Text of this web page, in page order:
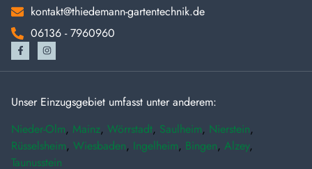
kontakt@thiedemann-gartentechnik.de
06136 - 7960960
Unser Einzugsgebiet umfasst unter anderem:
Nieder-Olm, Mainz, Wörrstadt, Saulheim, Nierstein,
Rüsselsheim, Wiesbaden, Ingelheim, Bingen, Alzey,
Taunusstein